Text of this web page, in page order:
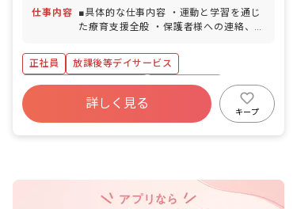
（有休は別途付与）
仕事内容
■具体的な仕事内容 ・運動と学習を通じ
た療育支援全般 ・保護者様への連絡、相
正社員
放課後等デイサービス
寮・住宅・家賃補助あり
社会保険完備
福利厚生充実
退職金制度
詳しく見る
キープ